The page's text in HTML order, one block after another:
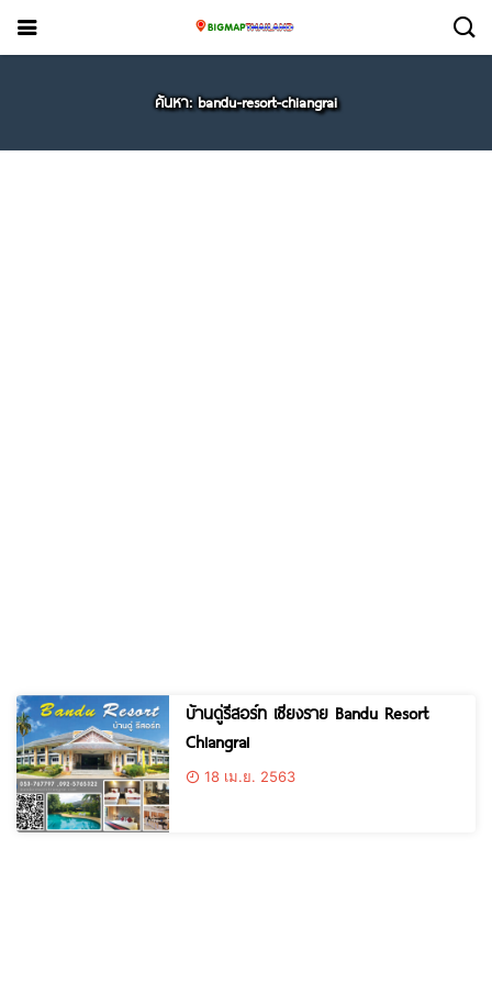
ค้นหา: bandu-resort-chiangrai
บ้านดู่รีสอร์ท เชียงราย Bandu Resort
Chiangrai
18 เม.ย. 2563